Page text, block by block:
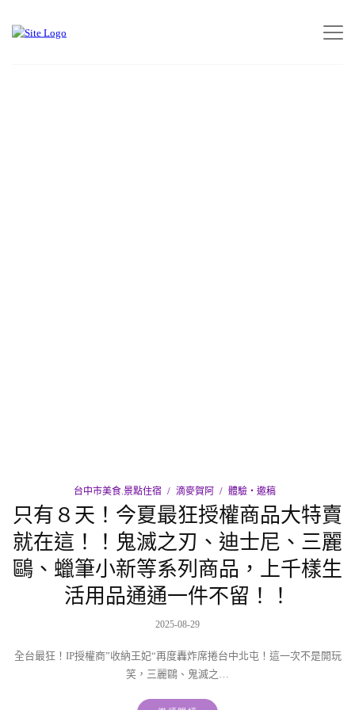
台中市美食.景點住宿 滴麥賀阿 體驗‧邀稿
只有８天！今夏最狂授權商品大特賣
就在這！！鬼滅之刃、迪士尼、三麗
鷗、蠟筆小新等系列商品，上千樣生
活用品通通一件不留！！
2025-08-29
全台最狂！IP授權商”收納王妃“再度轟炸席捲台中北屯！這一次不是開玩
笑，三麗鷗、鬼滅之…